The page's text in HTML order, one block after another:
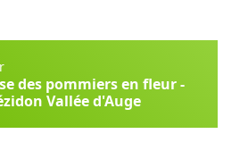
des pommiers en fleur -
Vallée d'Auge